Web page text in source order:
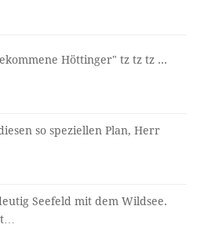
Höttinger" tz tz tz ...
so speziellen Plan, Herr
Seefeld mit dem Wildsee.